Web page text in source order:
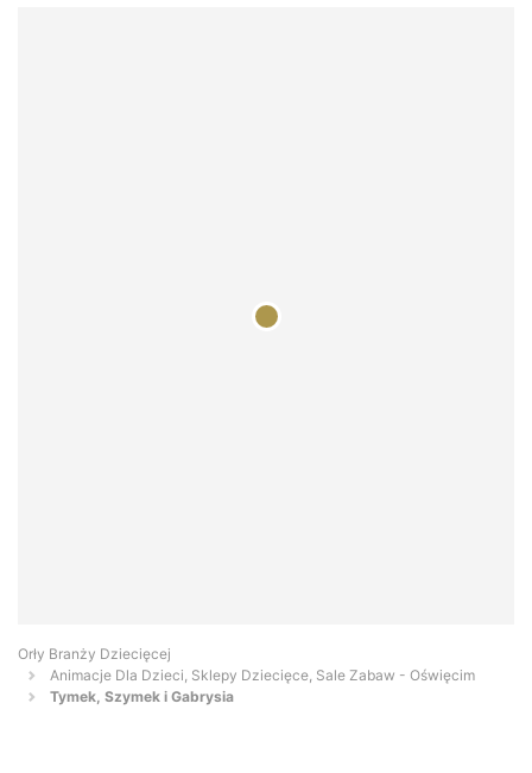
Orły Branży Dziecięcej
Animacje Dla Dzieci, Sklepy Dziecięce, Sale Zabaw - Oświęcim
Tymek, Szymek i Gabrysia